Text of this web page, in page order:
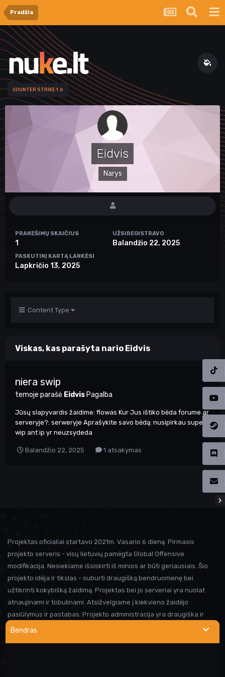
Pradžia
COUNTER STRIKE 1.6
Eidvis
Narys
PRANEŠIMŲ SKAIČIUS
1
UŽSIREGISTRAVO
Balandžio 22, 2025
PASKUTINĮ KARTĄ LANKĖSI
Lapkričio 13, 2025
Content Type
Viskas, kas parašyta nario Eidvis
niera swip
temoje parašė Eidvis Pagalba
Jūsų slapyvardis žaidime: flowas Kur Jus ištiko bėda forume ar
serveryje?: serweryje Aprašykite savo bėdą: nusipirkau super
wip ant ip yr neuzsydeda
Balandžio 22, 2025 1 atsakymas
Bendras
Projektas oficialiai startavo 2021m. Vasario 6 dieną. Pirmasis
projekto serveris - visų lietuvių pamėgta Global Offensive
modifikacija. Nesiekiame išsiskirti iš minios ar būti geriausiais. Šio
projekto idėja ir tikslas - suburti draugišką bendruomenę bei
užtikrinti kokybišką žaidimą. Projektas bei jo serveriai yra nuolat
atnaujinami ir tobulinami. Atsižvelgiame į kiekvieno žaidėjo
pasiūlymus ir pastabas. Projekto administracija yra draugiška ir
visada linkusi padėti prireikus pagalbos. Iki susitikimo serveryje!